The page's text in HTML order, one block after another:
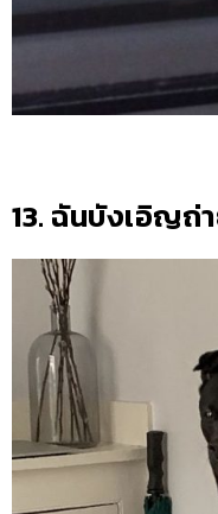
13. ฉันบังเอิญถ่